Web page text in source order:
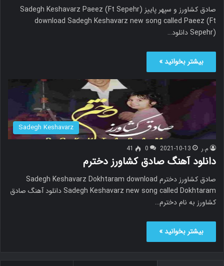
صادق کشاورز و سپهر پاییز Sadegh Keshavarz Paeez (Ft Sepehr)
download Sadegh Keshavarz new song called Paeez (Ft
Sepehr) دانلود…
بیشتر بخوانید »
Sadegh Keshavarz
م.ر 2021-10-13
0
41
دانلود آهنگ صادق کشاورز دخترم
صادق کشاورز دخترم Sadegh Keshavarz Dokhtaram download
Sadegh Keshavarz new song called Dokhtaram دانلود آهنگ صادق
کشاورز به نام دخترم…
بیشتر بخوانید »